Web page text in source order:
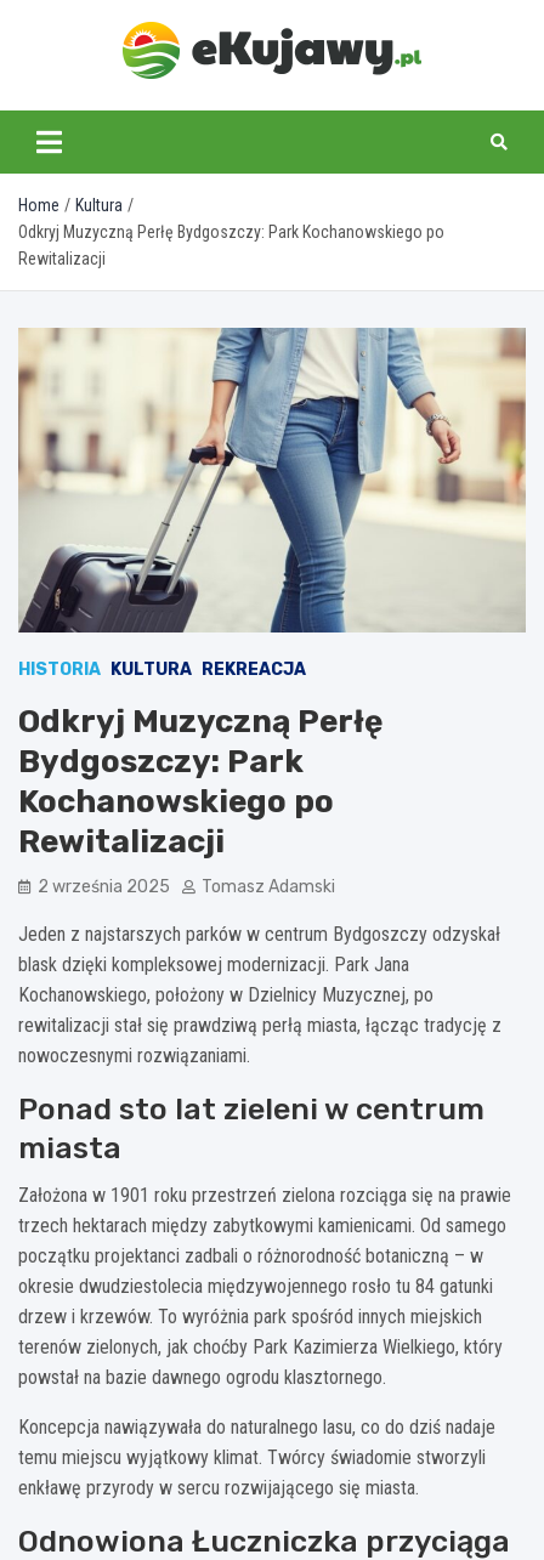
ekujawy.pl
Home
Kultura
Odkryj Muzyczną Perłę Bydgoszczy: Park Kochanowskiego po
Rewitalizacji
HISTORIA KULTURA REKREACJA
Odkryj Muzyczną Perłę
Bydgoszczy: Park
Kochanowskiego po
Rewitalizacji
2 września 2025 Tomasz Adamski
Jeden z najstarszych parków w centrum Bydgoszczy odzyskał
blask dzięki kompleksowej modernizacji. Park Jana
Kochanowskiego, położony w Dzielnicy Muzycznej, po
rewitalizacji stał się prawdziwą perłą miasta, łącząc tradycję z
nowoczesnymi rozwiązaniami.
Ponad sto lat zieleni w centrum
miasta
Założona w 1901 roku przestrzeń zielona rozciąga się na prawie
trzech hektarach między zabytkowymi kamienicami. Od samego
początku projektanci zadbali o różnorodność botaniczną – w
okresie dwudziestolecia międzywojennego rosło tu 84 gatunki
drzew i krzewów. To wyróżnia park spośród innych miejskich
terenów zielonych, jak choćby Park Kazimierza Wielkiego, który
powstał na bazie dawnego ogrodu klasztornego.
Koncepcja nawiązywała do naturalnego lasu, co do dziś nadaje
temu miejscu wyjątkowy klimat. Twórcy świadomie stworzyli
enkławę przyrody w sercu rozwijającego się miasta.
Odnowiona Łuczniczka przyciąga